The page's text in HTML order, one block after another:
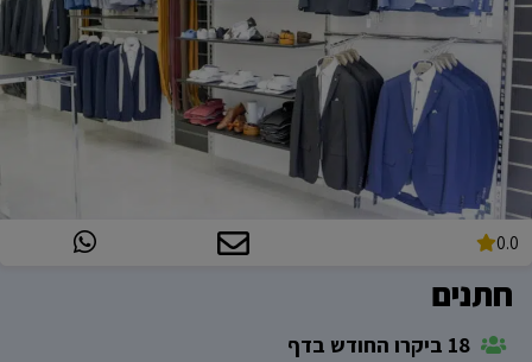
0.0
חתנים